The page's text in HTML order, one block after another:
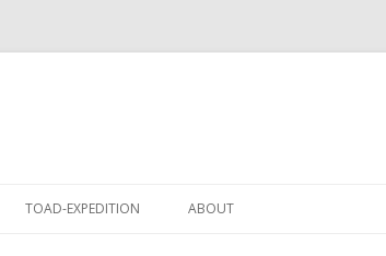
zum
TOAD-EXPEDITION ABOUT